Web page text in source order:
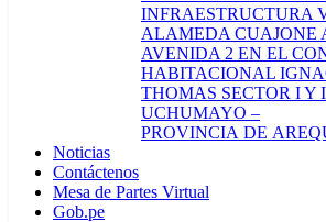
INFRAESTRUCTURA
ALAMEDA CUAJONE
AVENIDA 2 EN EL
HABITACIONAL
THOMAS SECTOR I Y
UCHUMAYO –
PROVINCIA DE
Noticias
Contáctenos
Mesa de Partes Virtual
Gob.pe